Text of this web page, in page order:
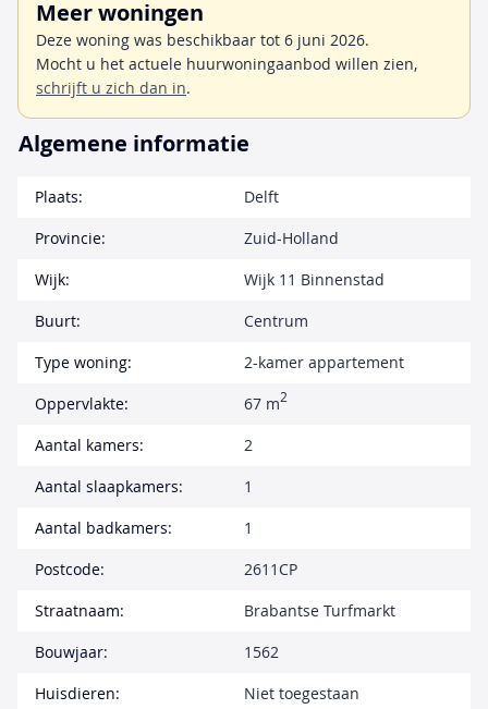
Meer woningen
Deze woning was beschikbaar tot 6 juni 2026.
Mocht u het actuele huurwoningaanbod willen zien,
schrijft u zich dan in.
Algemene informatie
Plaats:
Delft
Provincie:
Zuid-Holland
Wijk:
Wijk 11 Binnenstad
Buurt:
Centrum
Type woning:
2-kamer appartement
Oppervlakte:
67 m2
Aantal kamers:
2
Aantal slaapkamers:
1
Aantal badkamers:
1
Postcode:
2611CP
Straatnaam:
Brabantse Turfmarkt
Bouwjaar:
1562
Huisdieren:
Niet toegestaan